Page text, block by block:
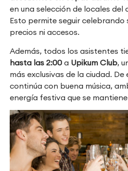
en una selección de locales del
Esto permite seguir
precios ni accesos.
Además, todos los asistentes
hasta las 2:00 a Upikum Club,
más exclusivas de la ciudad.
continúa con buena música,
energía festiva que se